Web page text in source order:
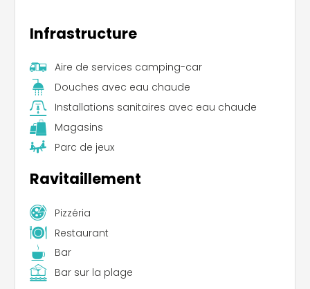
Infrastructure
Aire de services camping-car
Douches avec eau chaude
Installations sanitaires avec eau chaude
Magasins
Parc de jeux
Ravitaillement
Pizzéria
Restaurant
Bar
Bar sur la plage